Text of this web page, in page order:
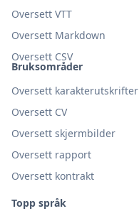
Bruksområder
Oversett karakterutskrifter
Oversett CV
Oversett skjermbilder
Oversett rapport
Oversett kontrakt
Topp språk
Oversett VTT
Oversett Markdown
Oversett CSV